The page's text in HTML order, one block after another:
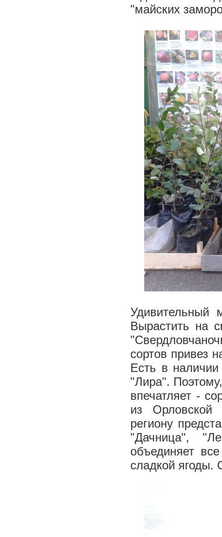
"майских
Вырастить на
сортов привез
Есть в
"Лира".
впечатляет -
из Орловской
региону
"Дачница",
объединяет
сладкой ягоды.